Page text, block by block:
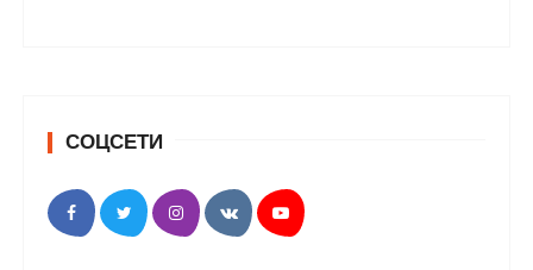
СОЦСЕТИ